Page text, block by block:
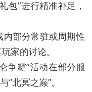
包”进行精准补足，
部分常驻或周期性
家的讨论。
争霸”活动在部分服
“北冥之巅”。